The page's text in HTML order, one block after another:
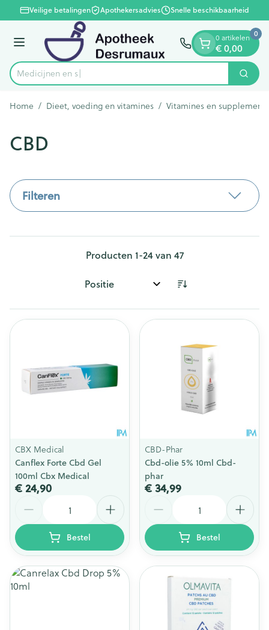
Ga naar de inhoud
1 van 1Veilige betalingen Apothekersadvies Snelle beschikbaarheid
Menu
Product, merk, categorie... Zoek
0 artikelen
€ 0,00
0
Home / Dieet, voeding en vitamines / Vitamines en
CBD
Filteren
Producten 1-24van 47
Sorteer op:
CBX Medical
Canflex Forte Cbd Gel
100ml Cbx Medical
€ 24,90
Bestel
CBD-Phar
Cbd-olie 5% 10ml Cbd-
phar
€ 34,99
Bestel